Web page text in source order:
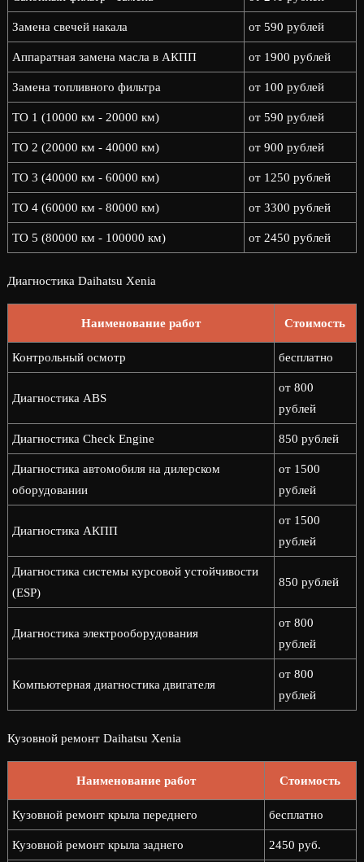
Замена свечей накала от 590 рублей
Аппаратная замена масла в АКПП от 1900 рублей
Замена топливного фильтра от 100 рублей
ТО 1 (10000 км - 20000 км) от 590 рублей
ТО 2 (20000 км - 40000 км) от 900 рублей
ТО 3 (40000 км - 60000 км) от 1250 рублей
ТО 4 (60000 км - 80000 км) от 3300 рублей
ТО 5 (80000 км - 100000 км) от 2450 рублей
Диагностика Daihatsu Xenia
Наименование работ Стоимость
Контрольный осмотр бесплатно
Диагностика ABS
от 800
рублей
Диагностика Check Engine 850 рублей
Диагностика автомобиля на дилерском
оборудовании
от 1500
рублей
Диагностика АКПП
от 1500
рублей
Диагностика системы курсовой устойчивости
(ESP)
850 рублей
Диагностика электрооборудования
от 800
рублей
Компьютерная диагностика двигателя
от 800
рублей
Кузовной ремонт Daihatsu Xenia
Наименование работ Стоимость
Кузовной ремонт крыла переднего бесплатно
Кузовной ремонт крыла заднего 2450 руб.